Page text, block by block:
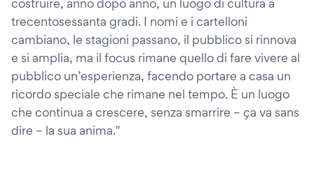
trecentosessanta gradi. I nomi e i cartelloni
cambiano, le stagioni passano, il pubblico si rinnova
e si amplia, ma il focus rimane quello di fare vivere al
pubblico un’esperienza, facendo portare a casa un
ricordo speciale che rimane nel tempo. È un luogo
che continua a crescere, senza smarrire – ça va sans
dire – la sua anima."